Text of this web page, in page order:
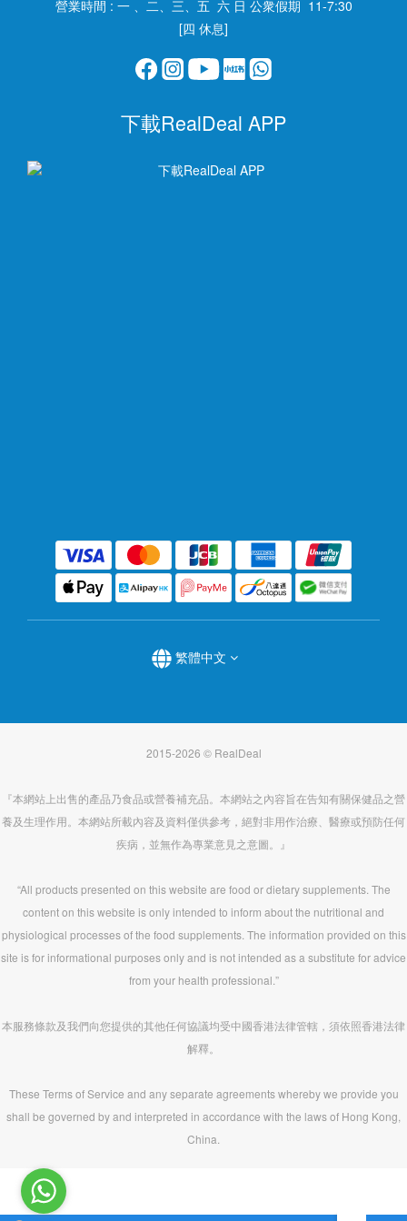
營業時間 : 一 、二、三、五 六 日 公衆假期 11-7:30
[四 休息]
下載RealDeal APP
繁體中文
2015-2026 © RealDeal
『本網站上出售的產品乃食品或營養補充品。本網站之內容旨在告知有關保健品之營
養及生理作用。本網站所載內容及資料僅供參考，絕對非用作治療、醫療或預防任何
疾病，並無作為專業意見之意圖。』
“All products presented on this website are food or dietary supplements. The
content on this website is only intended to inform about the nutritional and
physiological processes of the food supplements. The information provided on this
site is for informational purposes only and is not intended as a substitute for advice
from your health professional.”
本服務條款及我們向您提供的其他任何協議均受中國香港法律管轄，須依照香港法律
解釋。
These Terms of Service and any separate agreements whereby we provide you
shall be governed by and interpreted in accordance with the laws of Hong Kong,
China.